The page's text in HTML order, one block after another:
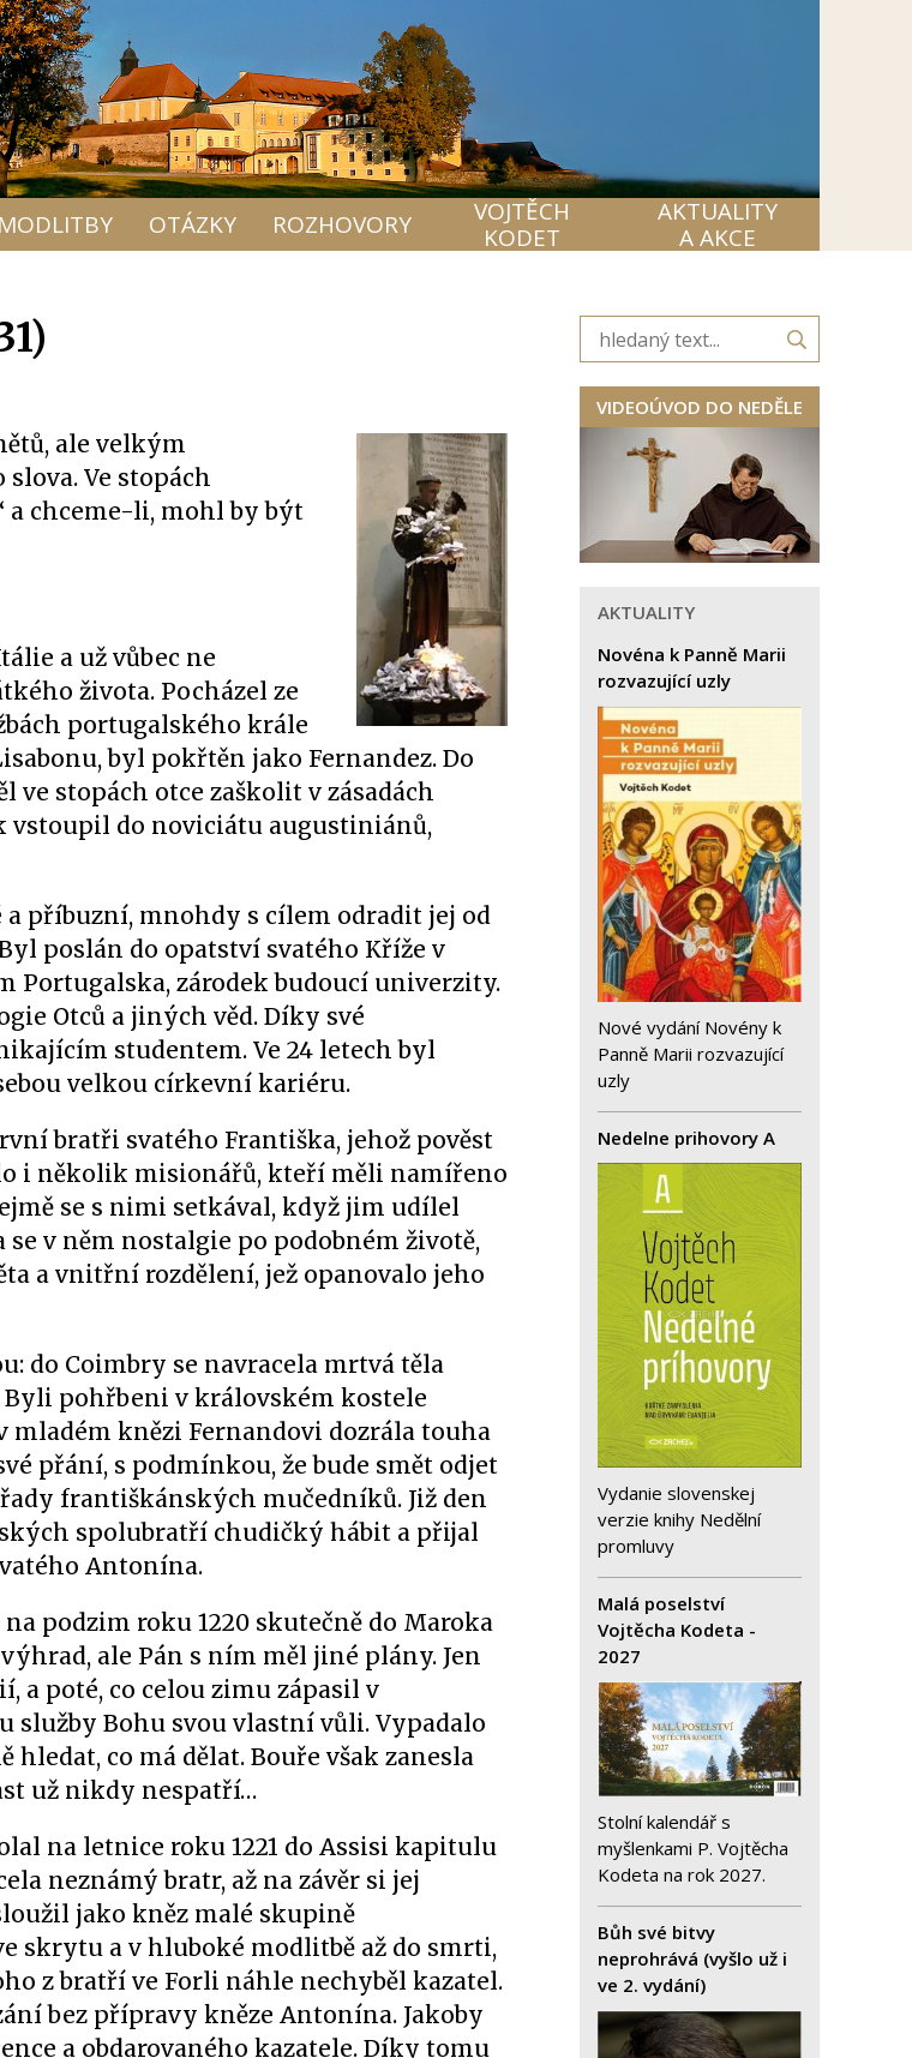
MODLITBY OTÁZKY ROZHOVORY
VOJTĚCH
KODET
AKTUALITY
A AKCE
ale velkým
Ve stopách
chceme-li, mohl by být
a už vůbec ne
života. Pocházel ze
portugalského krále
byl pokřtěn jako Fernandez. Do
stopách otce zaškolit v zásadách
vstoupil do noviciátu augustiniánů,
příbuzní, mnohdy s cílem odradit jej od
poslán do opatství svatého Kříže v
Portugalska, zárodek budoucí univerzity.
Otců a jiných věd. Díky své
studentem. Ve 24 letech byl
velkou církevní kariéru.
bratři svatého Františka, jehož pověst
i několik misionářů, kteří měli namířeno
se s nimi setkával, když jim udílel
v něm nostalgie po podobném životě,
a vnitřní rozdělení, jež opanovalo jeho
do Coimbry se navracela mrtvá těla
pohřbeni v královském kostele
knězi Fernandovi dozrála touha
přání, s podmínkou, že bude smět odjet
františkánských mučedníků. Již den
spolubratří chudičký hábit a přijal
Antonína.
podzim roku 1220 skutečně do Maroka
ale Pán s ním měl jiné plány. Jen
a poté, co celou zimu zápasil v
služby Bohu svou vlastní vůli. Vypadalo
co má dělat. Bouře však zanesla
už nikdy nespatří…
na letnice roku 1221 do Assisi kapitulu
neznámý bratr, až na závěr si jej
jako kněz malé skupině
skrytu a v hluboké modlitbě až do smrti,
z bratří ve Forli náhle nechyběl kazatel.
bez přípravy kněze Antonína. Jakoby
a obdarovaného kazatele. Díky tomu
VIDEOÚVOD DO NEDĚLE
AKTUALITY
Novéna k Panně Marii
rozvazující uzly
Nové vydání Novény k
Panně Marii rozvazující
uzly
Nedelne prihovory A
Vydanie slovenskej
verzie knihy Nedělní
promluvy
Malá poselství
Vojtěcha Kodeta -
2027
Stolní kalendář s
myšlenkami P. Vojtěcha
Kodeta na rok 2027.
Bůh své bitvy
neprohrává (vyšlo už i
ve 2. vydání)